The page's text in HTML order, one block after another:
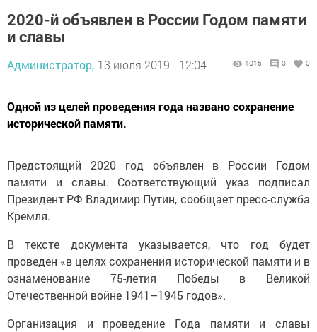
2020-й объявлен в России Годом памяти
и славы
Администратор, 13 июля 2019 - 12:04 1015 0 0
Одной из целей проведения года названо сохранение
исторической памяти.
Предстоящий 2020 год объявлен в России Годом
памяти и славы. Соответствующий указ подписал
Президент РФ Владимир Путин, сообщает пресс-служба
Кремля.
В тексте документа указывается, что год будет
проведен «в целях сохранения исторической памяти и в
ознаменование 75-летия Победы в Великой
Отечественной войне 1941–1945 годов».
Организация и проведение Года памяти и славы